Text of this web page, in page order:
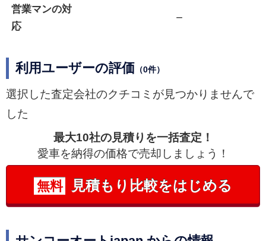
営業マンの対
応
－
利用ユーザーの評価 （0件）
選択した査定会社のクチコミが見つかりませんで
した
最大10社の見積りを一括査定！
愛車を納得の価格で売却しましょう！
無料 見積もり比較をはじめる